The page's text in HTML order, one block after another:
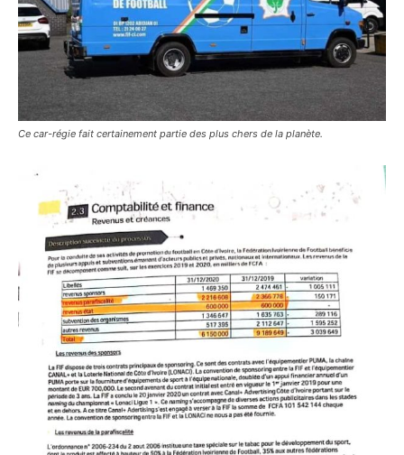
Ce car-régie fait certainement partie des plus chers de la planète.